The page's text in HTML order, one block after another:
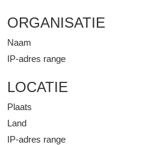
ORGANISATIE
Naam
IP-adres range
LOCATIE
Plaats
Land
IP-adres range